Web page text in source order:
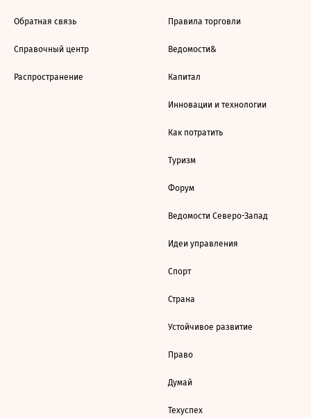
Обратная связь
Справочный центр
Распространение
Правила торговли
Ведомости&
Капитал
Инновации и технологии
Как потратить
Туризм
Форум
Ведомости Северо-Запад
Идеи управления
Спорт
Страна
Устойчивое развитие
Право
Думай
Техуспех